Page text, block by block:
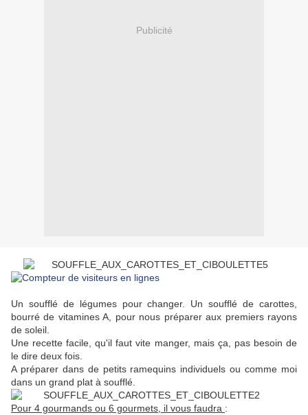
Publicité
Un soufflé de légumes pour changer. Un soufflé de carottes,
bourré de vitamines A, pour nous préparer aux premiers rayons
de soleil.
Une recette facile, qu'il faut vite manger, mais ça, pas besoin de
le dire deux fois.
A préparer dans de petits ramequins individuels ou comme moi
dans un grand plat à soufflé.
Pour 4 gourmands ou 6 gourmets, il vous faudra :